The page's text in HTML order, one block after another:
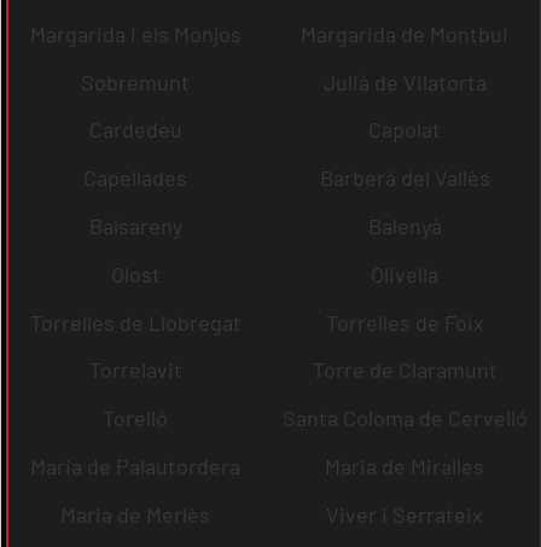
Margarida i els Monjos
Margarida de Montbui
Sobremunt
Julià de Vilatorta
Cardedeu
Capolat
Capellades
Barberà del Vallès
Balsareny
Balenyà
Olost
Olivella
Torrelles de Llobregat
Torrelles de Foix
Torrelavit
Torre de Claramunt
Torelló
Santa Coloma de Cervelló
Maria de Palautordera
Maria de Miralles
Maria de Merlès
Viver i Serrateix